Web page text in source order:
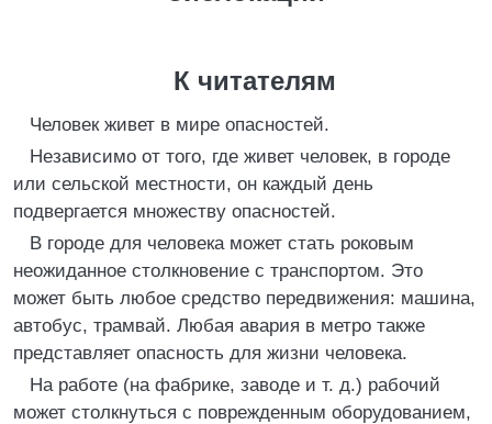
К читателям
Человек живет в мире опасностей.
Независимо от того, где живет человек, в городе
или сельской местности, он каждый день
подвергается множеству опасностей.
В городе для человека может стать роковым
неожиданное столкновение с транспортом. Это
может быть любое средство передвижения: машина,
автобус, трамвай. Любая авария в метро также
представляет опасность для жизни человека.
На работе (на фабрике, заводе и т. д.) рабочий
может столкнуться с поврежденным оборудованием,